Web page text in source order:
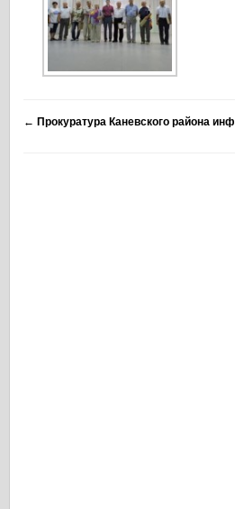
← Прокуратура Каневского района